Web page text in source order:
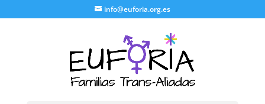
info@euforia.org.es